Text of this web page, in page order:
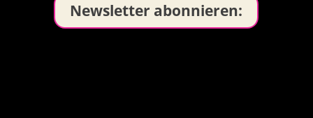
Newsletter abonnieren: